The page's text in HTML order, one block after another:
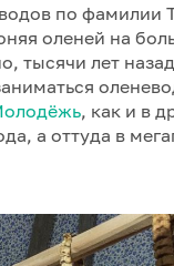
по фамилии
оленей на
тысячи лет
, как и в
а оттуда в